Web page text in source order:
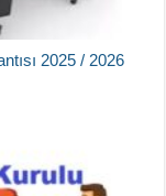
2025 / 2026